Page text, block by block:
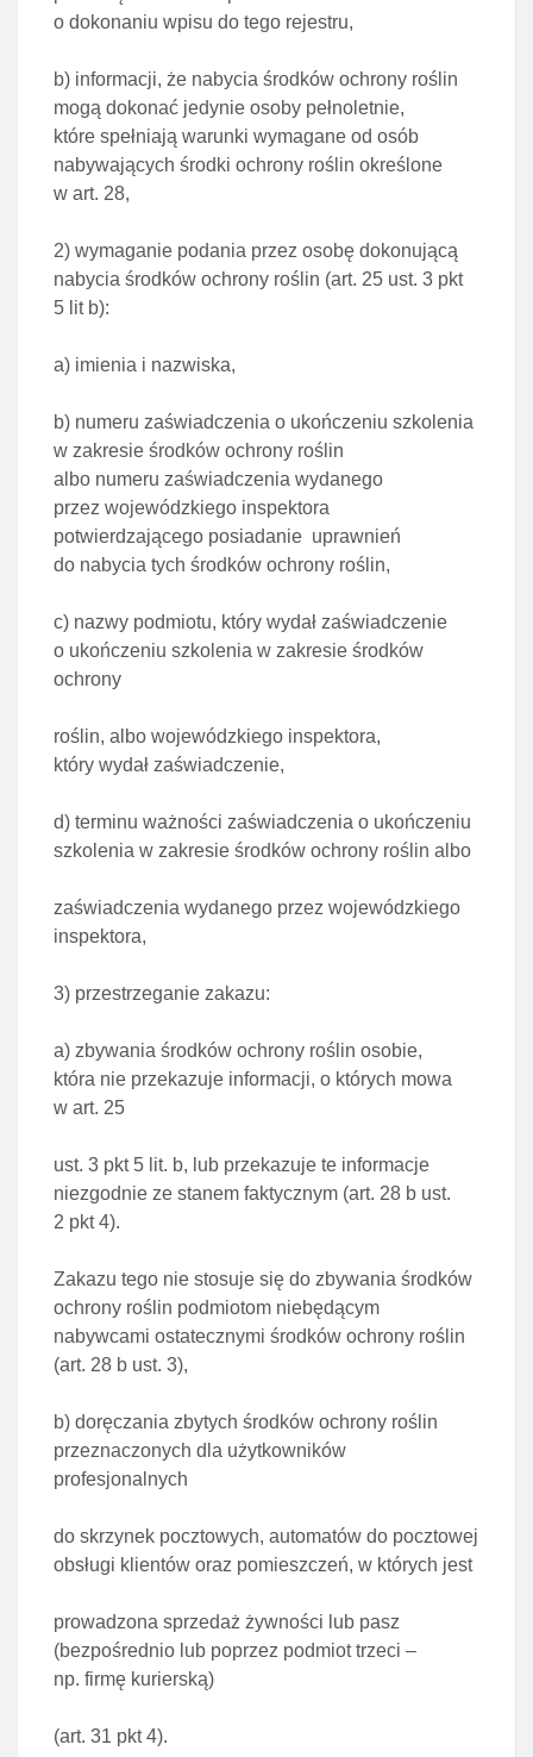
o dokonaniu wpisu do tego rejestru,
b) informacji, że nabycia środków ochrony roślin
mogą dokonać jedynie osoby pełnoletnie,
które spełniają warunki wymagane od osób
nabywających środki ochrony roślin określone
w art. 28,
2) wymaganie podania przez osobę dokonującą
nabycia środków ochrony roślin (art. 25 ust. 3 pkt
5 lit b):
a) imienia i nazwiska,
b) numeru zaświadczenia o ukończeniu szkolenia
w zakresie środków ochrony roślin
albo numeru zaświadczenia wydanego
przez wojewódzkiego inspektora
potwierdzającego posiadanie uprawnień
do nabycia tych środków ochrony roślin,
c) nazwy podmiotu, który wydał zaświadczenie
o ukończeniu szkolenia w zakresie środków
ochrony
roślin, albo wojewódzkiego inspektora,
który wydał zaświadczenie,
d) terminu ważności zaświadczenia o ukończeniu
szkolenia w zakresie środków ochrony roślin albo
zaświadczenia wydanego przez wojewódzkiego
inspektora,
3) przestrzeganie zakazu:
a) zbywania środków ochrony roślin osobie,
która nie przekazuje informacji, o których mowa
w art. 25
ust. 3 pkt 5 lit. b, lub przekazuje te informacje
niezgodnie ze stanem faktycznym (art. 28 b ust.
2 pkt 4).
Zakazu tego nie stosuje się do zbywania środków
ochrony roślin podmiotom niebędącym
nabywcami ostatecznymi środków ochrony roślin
(art. 28 b ust. 3),
b) doręczania zbytych środków ochrony roślin
przeznaczonych dla użytkowników
profesjonalnych
do skrzynek pocztowych, automatów do pocztowej
obsługi klientów oraz pomieszczeń, w których jest
prowadzona sprzedaż żywności lub pasz
(bezpośrednio lub poprzez podmiot trzeci –
np. firmę kurierską)
(art. 31 pkt 4).